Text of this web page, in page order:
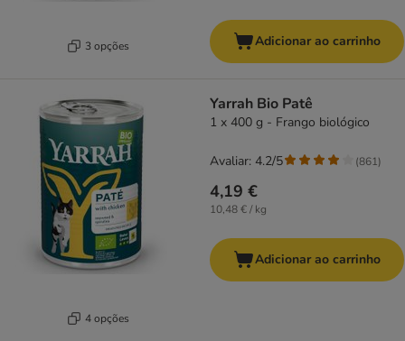
3 opções Adicionar ao carrinho
4 opções
Yarrah Bio Patê
1 x 400 g - Frango biológico
4,19 €
10,48 € / kg
Avaliar: 4.2/5 (861)
Adicionar ao carrinho